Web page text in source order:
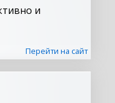
и
Перейти на сайт